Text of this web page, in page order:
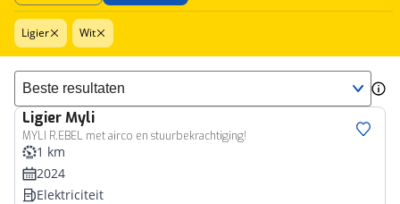
Ligier Wit
Sorteer resultaten
LigierMyli
MYLI R.EBEL met airco en stuurbekrachtiging!
1 km
2024
Elektriciteit